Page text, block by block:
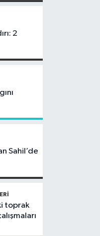
2
Sahil’de
toprak